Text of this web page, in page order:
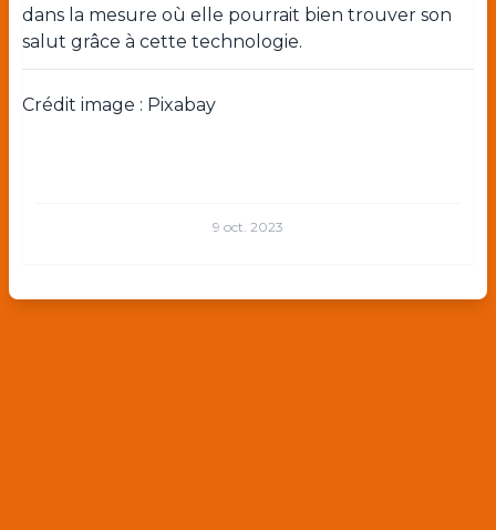
dans la mesure où elle pourrait bien trouver son
salut grâce à cette technologie.
Crédit image : Pixabay
9 oct. 2023